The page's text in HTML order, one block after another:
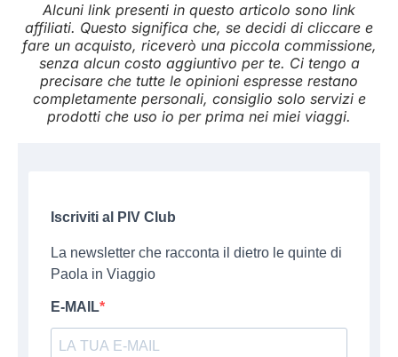
Alcuni link presenti in questo articolo sono link
affiliati. Questo significa che, se decidi di cliccare e
fare un acquisto, riceverò una piccola commissione,
senza alcun costo aggiuntivo per te. Ci tengo a
precisare che tutte le opinioni espresse restano
completamente personali, consiglio solo servizi e
prodotti che uso io per prima nei miei viaggi.
Iscriviti al PIV Club
La newsletter che racconta il dietro le quinte di
Paola in Viaggio
E-MAIL